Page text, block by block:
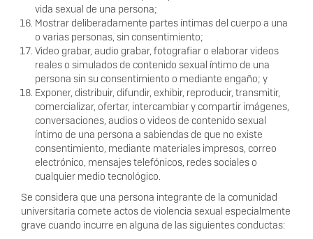
vida sexual de una persona;
Mostrar deliberadamente partes íntimas del cuerpo a una
o varias personas, sin consentimiento;
Video grabar, audio grabar, fotograﬁar o elaborar videos
reales o simulados de contenido sexual íntimo de una
persona sin su consentimiento o mediante engaño; y
Exponer, distribuir, difundir, exhibir, reproducir, transmitir,
comercializar, ofertar, intercambiar y compartir imágenes,
conversaciones, audios o videos de contenido sexual
íntimo de una persona a sabiendas de que no existe
consentimiento, mediante materiales impresos, correo
electrónico, mensajes telefónicos, redes sociales o
cualquier medio tecnológico.
Se considera que una persona integrante de la comunidad
universitaria comete actos de violencia sexual especialmente
grave cuando incurre en alguna de las siguientes conductas: